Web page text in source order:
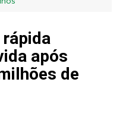
após
de